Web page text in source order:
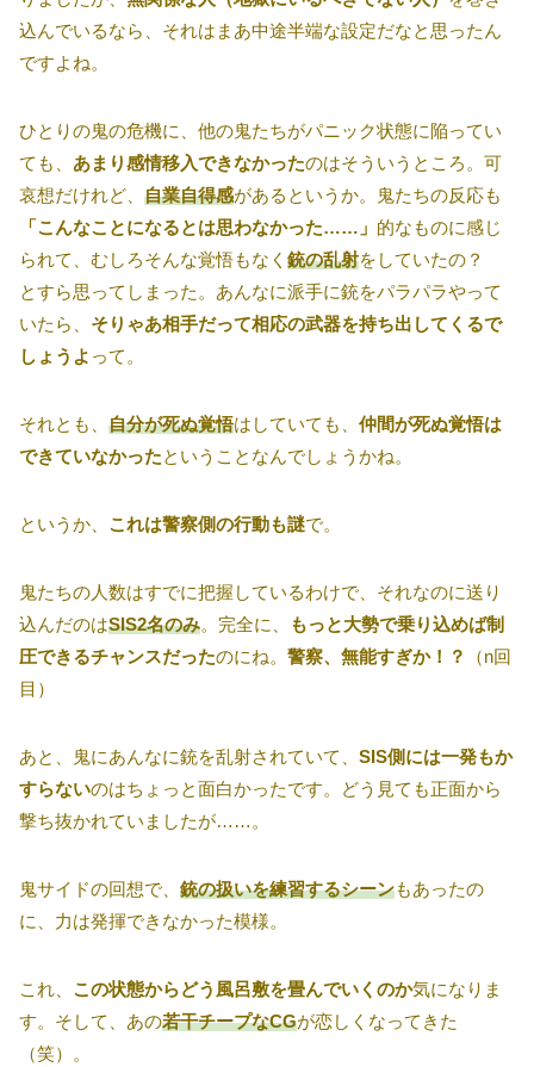
込んでいるなら、それはまあ中途半端な設定だなと思ったん
ですよね。
ひとりの鬼の危機に、他の鬼たちがパニック状態に陥ってい
ても、 あまり感情移入できなかったのはそういうところ。可
哀想だけれど、 自業自得感があるというか。鬼たちの反応も
「こんなことになるとは思わなかった……」 的なものに感じ
られて、むしろそんな覚悟もなく 銃の乱射をしていたの？
とすら思ってしまった。あんなに派手に銃をパラパラやって
いたら、 そりゃあ相手だって相応の武器を持ち出してくるで
しょうよ って。
それとも、 自分が死ぬ覚悟はしていても、 仲間が死ぬ覚悟は
できていなかったということなんでしょうかね。
というか、 これは警察側の行動も謎で。
鬼たちの人数はすでに把握しているわけで、それなのに送り
込んだのはSIS2名のみ。完全に、
もっと大勢で乗り込めば制
圧できるチャンスだったのにね。 警察、無能すぎか！？
（n回
目）
あと、鬼にあんなに銃を乱射されていて、 SIS側には一発もか
すらないのはちょっと面白かったです。どう見ても正面から
撃ち抜かれていましたが……。
鬼サイドの回想で、 銃の扱いを練習するシーンもあったの
に、力は発揮できなかった模様。
これ、 この状態からどう風呂敷を畳んでいくのか気になりま
す。そして、あの若干チープなCGが恋しくなってきた
（笑）。